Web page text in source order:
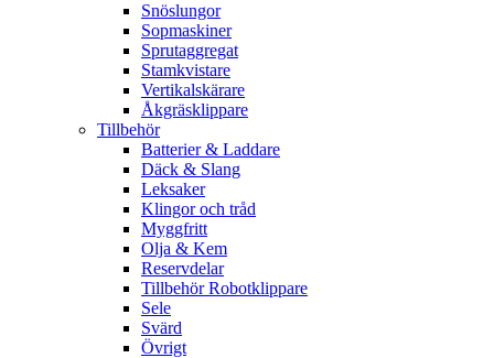
Snöslungor
Sopmaskiner
Sprutaggregat
Stamkvistare
Vertikalskärare
Åkgräsklippare
Tillbehör
Batterier & Laddare
Däck & Slang
Leksaker
Klingor och tråd
Myggfritt
Olja & Kem
Reservdelar
Tillbehör Robotklippare
Sele
Svärd
Övrigt